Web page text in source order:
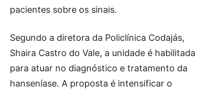
pacientes sobre os sinais.
Segundo a diretora da Policlínica Codajás,
Shaira Castro do Vale, a unidade é habilitada
para atuar no diagnóstico e tratamento da
hanseníase. A proposta é intensificar o